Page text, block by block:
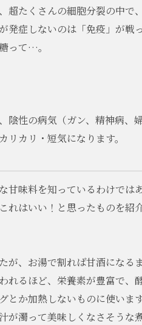
超たくさんの細胞分裂の中で
発症しないのは「免疫」が戦
って…。
陰性の病気（ガン、精神病、
リカリ・短気になります。
甘味料を知っているわけでは
れはいい！と思ったものを紹介
が、お湯で割れば甘酒になるま
れるほど、栄養素が豊富で、
とか加熱しないものに使います
が濁って美味しくなさそうな